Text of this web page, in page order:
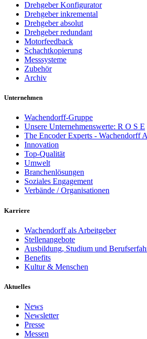
Drehgeber Konfigurator
Drehgeber inkremental
Drehgeber absolut
Drehgeber redundant
Motorfeedback
Schachtkopierung
Messsysteme
Zubehör
Archiv
Unternehmen
Wachendorff-Gruppe
Unsere Unternehmenswerte: R O S E
The Encoder Experts - Wachendorff
Innovation
Top-Qualität
Umwelt
Branchenlösungen
Soziales Engagement
Verbände / Organisationen
Karriere
Wachendorff als Arbeitgeber
Stellenangebote
Ausbildung, Studium und
Benefits
Kultur & Menschen
Aktuelles
News
Newsletter
Presse
Messen